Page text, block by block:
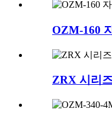
OZM-160
ZRX 시리